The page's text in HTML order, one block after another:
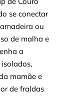
se conectar
ou
de malha e
a
mamãe e
de fraldas